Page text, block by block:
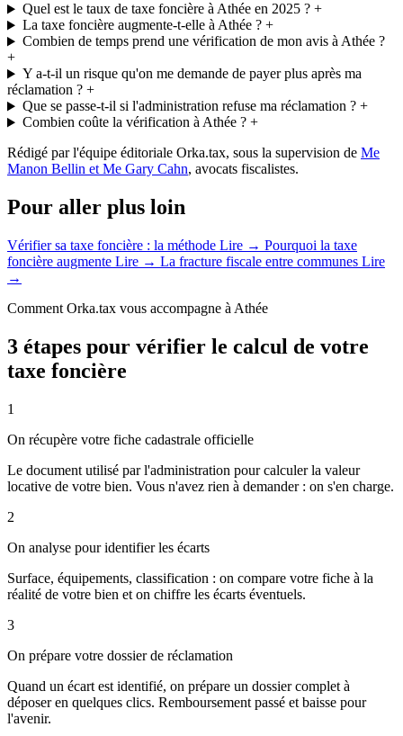
Quel est le taux de taxe foncière à Athée en 2025 ?+
La taxe foncière augmente-t-elle à Athée ?+
Combien de temps prend une vérification de mon avis à Athée ?
+
Y a-t-il un risque qu'on me demande de payer plus après ma
réclamation ? +
Que se passe-t-il si l'administration refuse ma réclamation ?+
Combien coûte la vérification à Athée ?+
Rédigé par l'équipe éditoriale Orka.tax, sous la supervision de Me
Manon Bellin et Me Gary Cahn, avocats fiscalistes.
Pour aller plus loin
Vérifier sa taxe foncière : la méthode Lire → Pourquoi la taxe
foncière augmente Lire → La fracture fiscale entre communes Lire
→
Comment Orka.tax vous accompagne à Athée
3 étapes pour vérifier le calcul de votre
taxe foncière
1
On récupère votre fiche cadastrale officielle
Le document utilisé par l'administration pour calculer la valeur
locative de votre bien. Vous n'avez rien à demander : on s'en charge.
2
On analyse pour identifier les écarts
Surface, équipements, classification : on compare votre fiche à la
réalité de votre bien et on chiffre les écarts éventuels.
3
On prépare votre dossier de réclamation
Quand un écart est identifié, on prépare un dossier complet à
déposer en quelques clics. Remboursement passé et baisse pour
l'avenir.